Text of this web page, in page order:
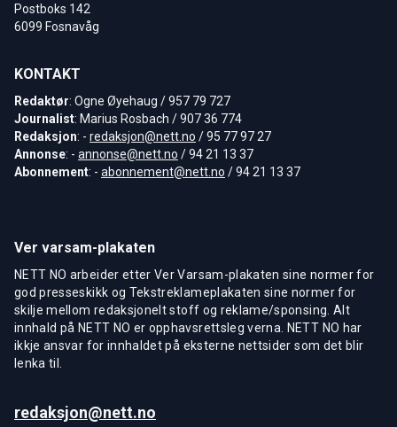
Postboks 142
6099 Fosnavåg
KONTAKT
Redaktør: Ogne Øyehaug / 957 79 727
Journalist: Marius Rosbach / 907 36 774
Redaksjon: - redaksjon@nett.no / 95 77 97 27
Annonse: - annonse@nett.no / 94 21 13 37
Abonnement: - abonnement@nett.no / 94 21 13 37
Ver varsam-plakaten
NETT NO arbeider etter Ver Varsam-plakaten sine normer for
god presseskikk og Tekstreklameplakaten sine normer for
skilje mellom redaksjonelt stoff og reklame/sponsing. Alt
innhald på NETT NO er opphavsrettsleg verna. NETT NO har
ikkje ansvar for innhaldet på eksterne nettsider som det blir
lenka til.
redaksjon@nett.no